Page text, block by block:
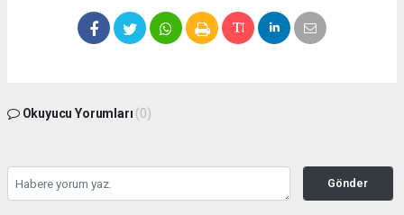
Okuyucu Yorumları (0)
Gönder